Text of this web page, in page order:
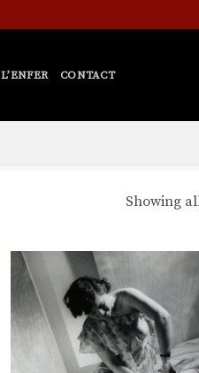
L’ENFER CONTACT
Showing